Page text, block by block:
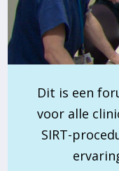
Dit is een
voor alle
SIRT-